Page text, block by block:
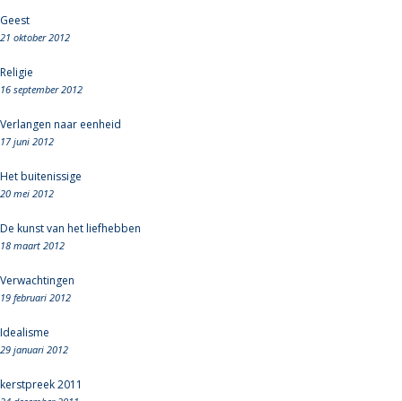
Geest
21 oktober 2012
Religie
16 september 2012
Verlangen naar eenheid
17 juni 2012
Het buitenissige
20 mei 2012
De kunst van het liefhebben
18 maart 2012
Verwachtingen
19 februari 2012
Idealisme
29 januari 2012
kerstpreek 2011